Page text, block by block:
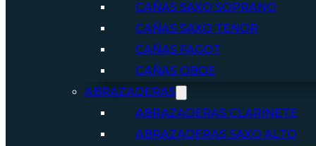
CAÑAS SAXO SOPRANO
CAÑAS SAXO TENOR
CAÑAS FAGOT
CAÑAS OBOE
ABRAZADERAS
ABRAZADERAS CLARINETE
ABRAZADERAS SAXO ALTO